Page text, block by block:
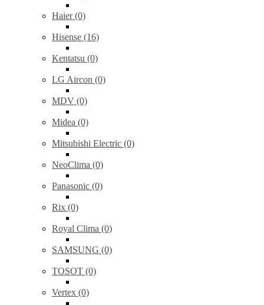
Haier (0)
Hisense (16)
Kentatsu (0)
LG Aircon (0)
MDV (0)
Midea (0)
Mitsubishi Electric (0)
NeoClima (0)
Panasonic (0)
Rix (0)
Royal Clima (0)
SAMSUNG (0)
TOSOT (0)
Vertex (0)